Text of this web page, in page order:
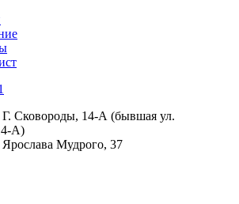
Г. Сковороды, 14-А (бывшая ул.
А)
Ярослава Мудрого, 37